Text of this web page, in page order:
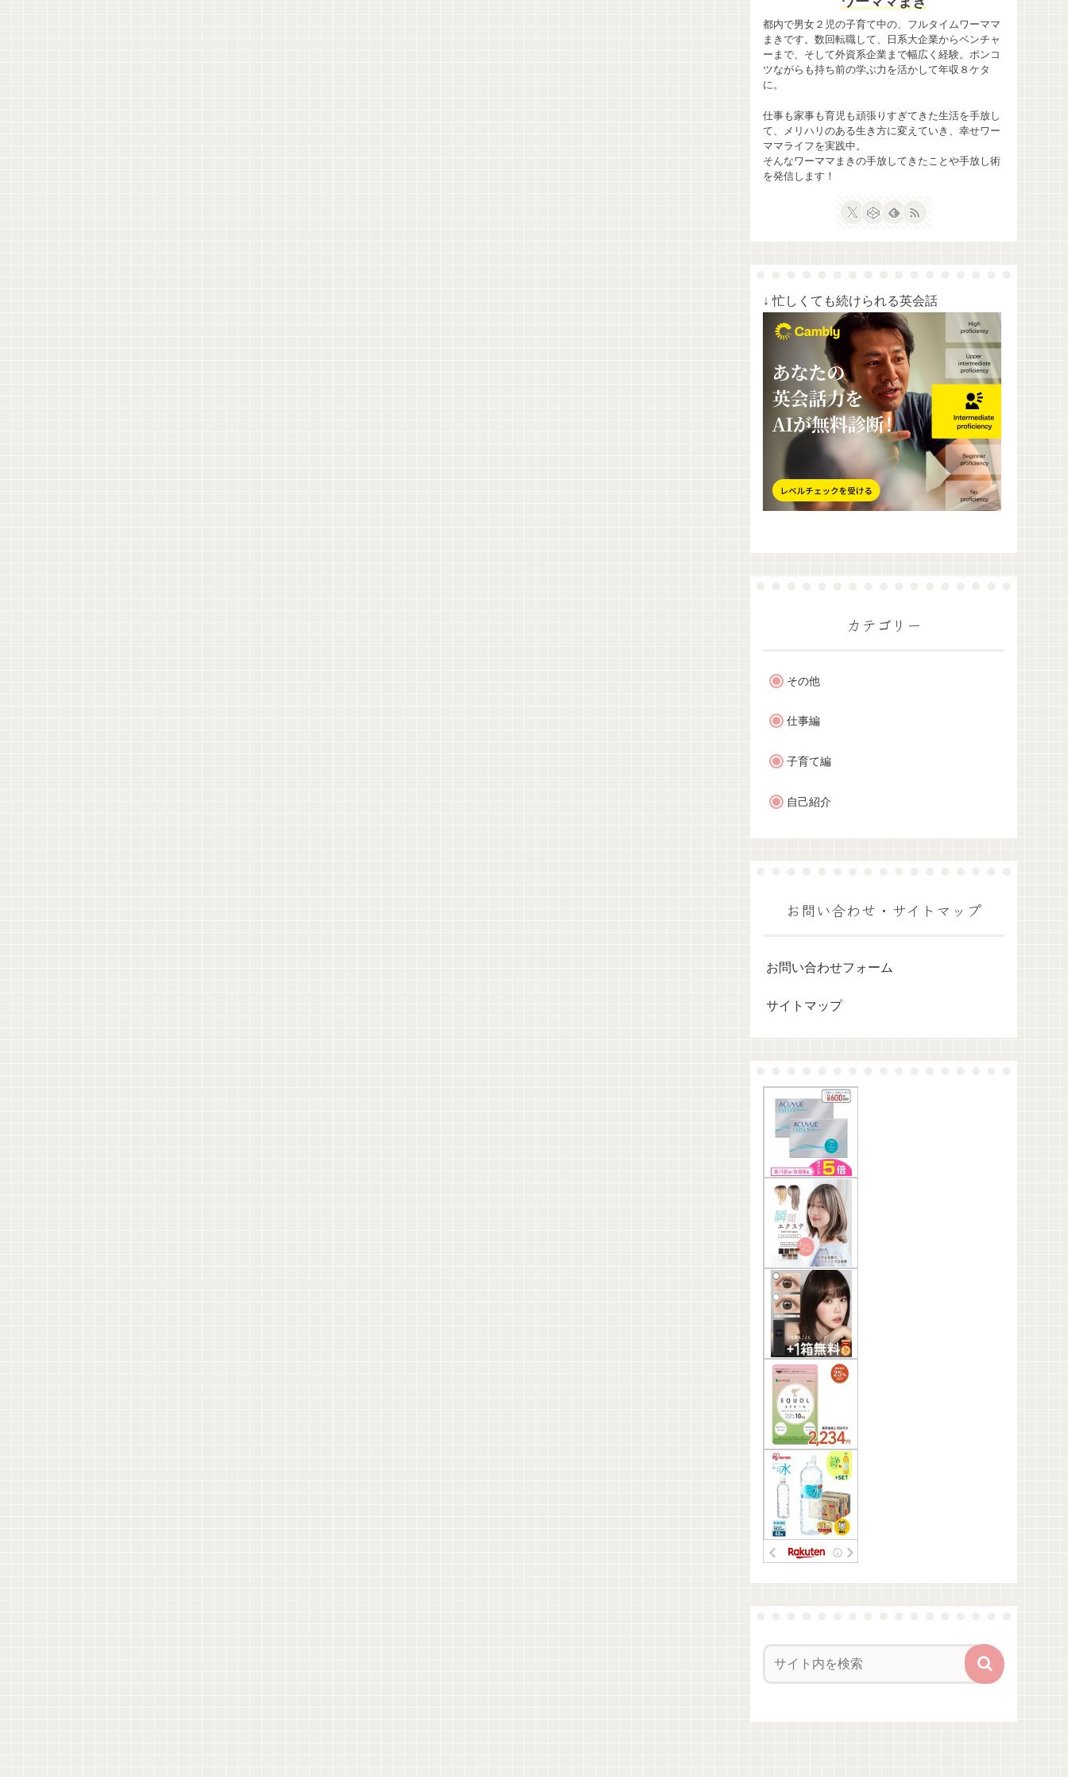
都内で男女２児の子育て中の、フルタイムワーママ
まきです。数回転職して、日系大企業からベンチャ
ーまで、そして外資系企業まで幅広く経験。ポンコ
ツながらも持ち前の学ぶ力を活かして年収８ケタ
に。
仕事も家事も育児も頑張りすぎてきた生活を手放し
て、メリハリのある生き方に変えていき、幸せワー
ママライフを実践中。
そんなワーママまきの手放してきたことや手放し術
を発信します！
↓ 忙しくても続けられる英会話
カテゴリー
その他
仕事編
子育て編
自己紹介
お問い合わせ・サイトマップ
お問い合わせフォーム
サイトマップ